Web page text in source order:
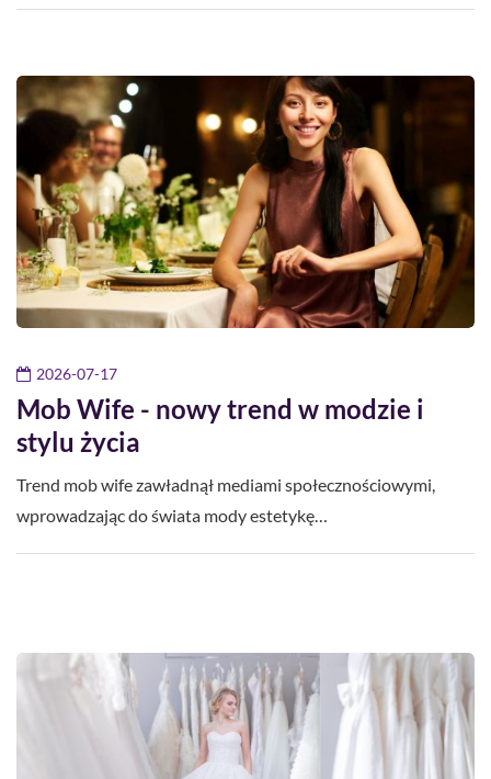
2026-07-17
Mob Wife - nowy trend w modzie i
stylu życia
Trend mob wife zawładnął mediami społecznościowymi,
wprowadzając do świata mody estetykę…